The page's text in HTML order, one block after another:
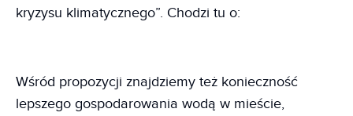
kryzysu klimatycznego”. Chodzi tu o:
Wśród propozycji znajdziemy też konieczność
lepszego gospodarowania wodą w mieście,